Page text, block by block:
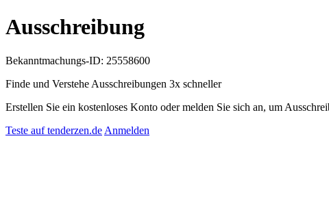
Ausschreibung
Bekanntmachungs-ID: 25558600
Finde und Verstehe Ausschreibungen 3x schneller
Erstellen Sie ein kostenloses Konto oder melden Sie sich an, um
Teste auf tenderzen.de Anmelden